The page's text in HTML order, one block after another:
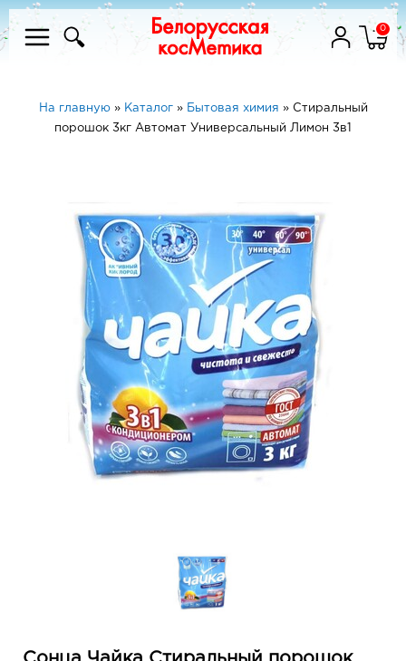
0
На главную» Каталог» Бытовая химия » Стиральный
порошок 3кг Автомат Универсальный Лимон 3в1